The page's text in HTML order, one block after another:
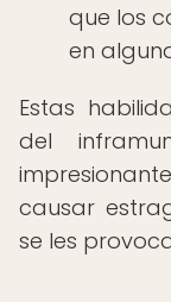
que los
en
Estas
del
causar
se les